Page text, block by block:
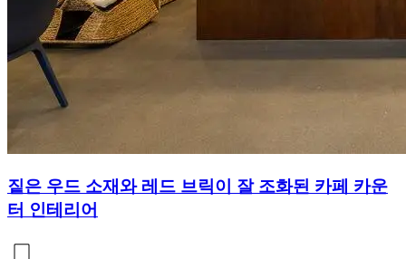
짙은 우드 소재와 레드 브릭이 잘 조화된 카페 카운
터 인테리어